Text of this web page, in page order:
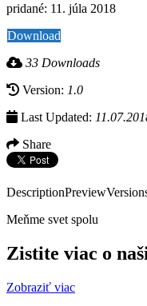
pridané: 11. júla 2018
Download
33 Downloads
Version: 1.0
Last Updated:
Share
DescriptionPreview
Meňme svet spolu
Zistite viac o
Zobraziť viac